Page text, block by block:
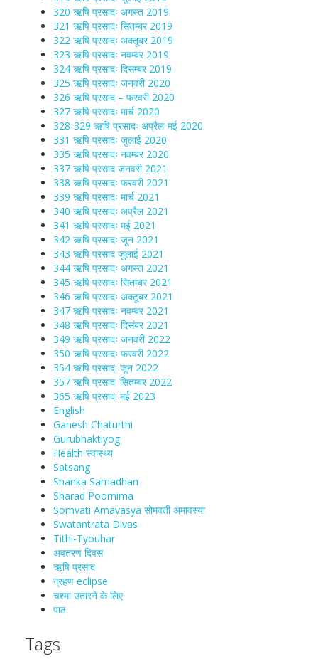
320 ऋषि प्रसादः अगस्त 2019
321 ऋषि प्रसादः सितम्बर 2019
322 ऋषि प्रसादः अक्तूबर 2019
323 ऋषि प्रसादः नवम्बर 2019
324 ऋषि प्रसादः दिसम्बर 2019
325 ऋषि प्रसादः जनवरी 2020
326 ऋषि प्रसाद – फरवरी 2020
327 ऋषि प्रसादः मार्च 2020
328-329 ऋषि प्रसादः अप्रैल-मई 2020
331 ऋषि प्रसादः जुलाई 2020
335 ऋषि प्रसादः नवम्बर 2020
337 ऋषि प्रसाद जनवरी 2021
338 ऋषि प्रसादः फरवरी 2021
339 ऋषि प्रसादः मार्च 2021
340 ऋषि प्रसादः अप्रैल 2021
341 ऋषि प्रसादः मई 2021
342 ऋषि प्रसादः जून 2021
343 ऋषि प्रसाद जुलाई 2021
344 ऋषि प्रसादः अगस्त 2021
345 ऋषि प्रसादः सितम्बर 2021
346 ऋषि प्रसादः अक्टूबर 2021
347 ऋषि प्रसादः नवम्बर 2021
348 ऋषि प्रसादः दिसंबर 2021
349 ऋषि प्रसादः जनवरी 2022
350 ऋषि प्रसादः फरवरी 2022
354 ऋषि प्रसाद: जून 2022
357 ऋषि प्रसाद: सितम्बर 2022
365 ऋषि प्रसाद: मई 2023
English
Ganesh Chaturthi
Gurubhaktiyog
Health स्वास्‍थ्‍य
Satsang
Shanka Samadhan
Sharad Poornima
Somvati Amavasya सोमवती अमावस्या
Swatantrata Divas
Tithi-Tyouhar
अवतरण दिवस
ऋषि प्रसाद
ग्रहण eclipse
चश्मा‍ उतारने के लिए
पाठ
Tags